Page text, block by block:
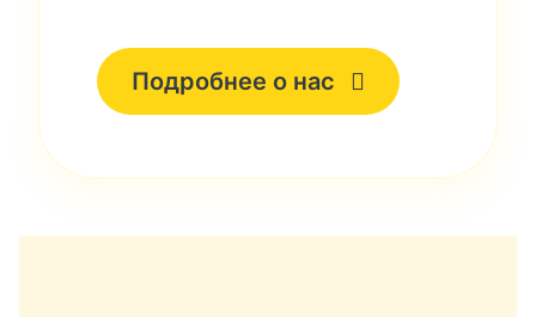
Подробнее о нас